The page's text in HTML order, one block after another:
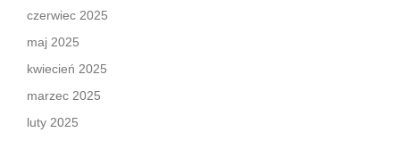
czerwiec 2025
maj 2025
kwiecień 2025
marzec 2025
luty 2025